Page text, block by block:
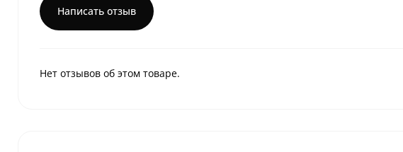
Написать отзыв
Нет отзывов об этом товаре.